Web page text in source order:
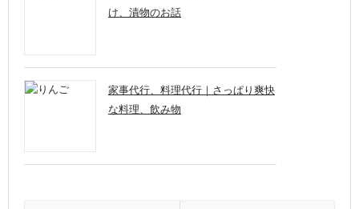
け、漬物のお話
家事代行、料理代行｜さっぱり爽快
な料理、飲み物